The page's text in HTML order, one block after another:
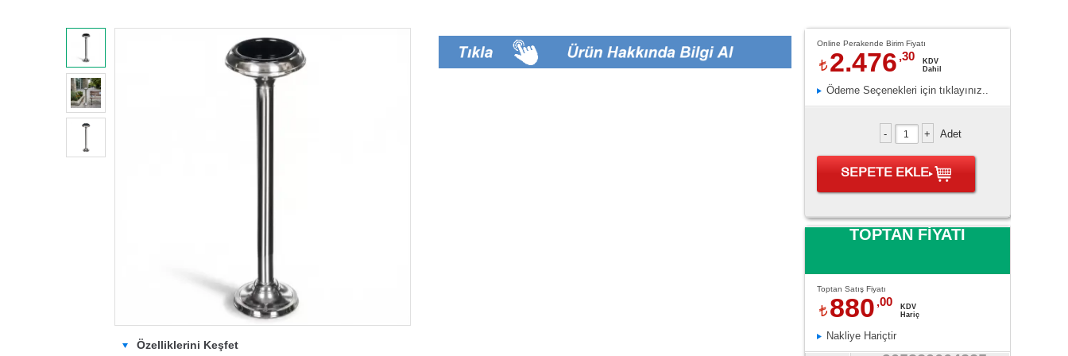
Özelliklerini Keşfet
Online Perakende Birim Fiyatı
2.476 ,30
KDV
Dahil
Ödeme Seçenekleri için tıklayınız..
Adet
SEPETE EKLE
TOPTAN FİYATI
Toptan Satış Fiyatı
880 ,00
KDV
Hariç
Nakliye Hariçtir